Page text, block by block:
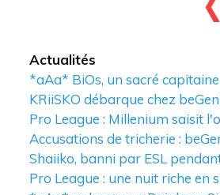
Actualités
*aAa* BiOs, un sacré capitaine
KRiiSKO débarque chez
Pro League : Millenium saisit
Accusations de tricherie :
Shaiiko, banni par ESL
Pro League : une nuit riche en